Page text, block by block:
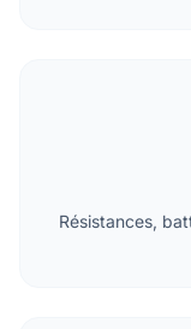
Résistances,